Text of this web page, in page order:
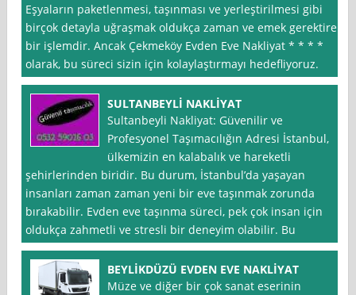
Eşyaların paketlenmesi, taşınması ve yerleştirilmesi gibi
birçok detayla uğraşmak oldukça zaman ve emek gerektiren
bir işlemdir. Ancak Çekmeköy Evden Eve Nakliyat * * * *
olarak, bu süreci sizin için kolaylaştırmayı hedefliyoruz.
SULTANBEYLİ NAKLİYAT
Sultanbeyli Nakliyat: Güvenilir ve
Profesyonel Taşımacılığın Adresi İstanbul,
ülkemizin en kalabalık ve hareketli
şehirlerinden biridir. Bu durum, İstanbul’da yaşayan
insanları zaman zaman yeni bir eve taşınmak zorunda
bırakabilir. Evden eve taşınma süreci, pek çok insan için
oldukça zahmetli ve stresli bir deneyim olabilir. Bu
BEYLİKDÜZÜ EVDEN EVE NAKLİYAT
Müze ve diğer bir çok sanat eserinin